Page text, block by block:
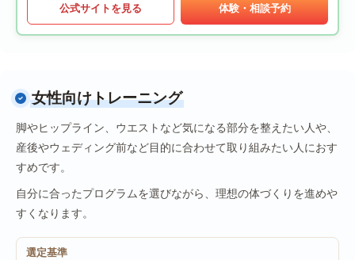
公式サイトを見る 体験・相談予約
女性向けトレーニング
脚やヒップライン、ウエストなど気になる部分を整えたい人や、
産後やウェディング前など目的に合わせて取り組みたい人におす
すめです。
自分に合ったプログラムを選びながら、理想の体づくりを進めや
すくなります。
選定基準